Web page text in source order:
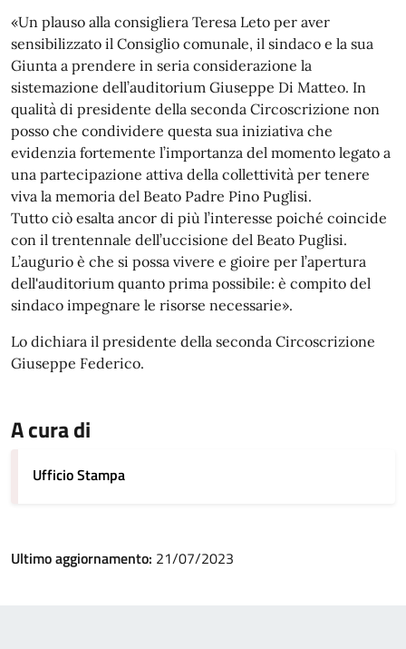
«Un plauso alla consigliera Teresa Leto per aver
sensibilizzato il Consiglio comunale, il sindaco e la sua
Giunta a prendere in seria considerazione la
sistemazione dell’auditorium Giuseppe Di Matteo. In
qualità di presidente della seconda Circoscrizione non
posso che condividere questa sua iniziativa che
evidenzia fortemente l’importanza del momento legato a
una partecipazione attiva della collettività per tenere
viva la memoria del Beato Padre Pino Puglisi.
Tutto ciò esalta ancor di più l’interesse poiché coincide
con il trentennale dell’uccisione del Beato Puglisi.
L’augurio è che si possa vivere e gioire per l’apertura
dell'auditorium quanto prima possibile: è compito del
sindaco impegnare le risorse necessarie».
Lo dichiara il presidente della seconda Circoscrizione
Giuseppe Federico.
A cura di
Ufficio Stampa
Ultimo aggiornamento: 21/07/2023